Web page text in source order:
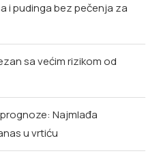
i pudinga bez pečenja za
sa većim rizikom od
Najmlađa
u vrtiću